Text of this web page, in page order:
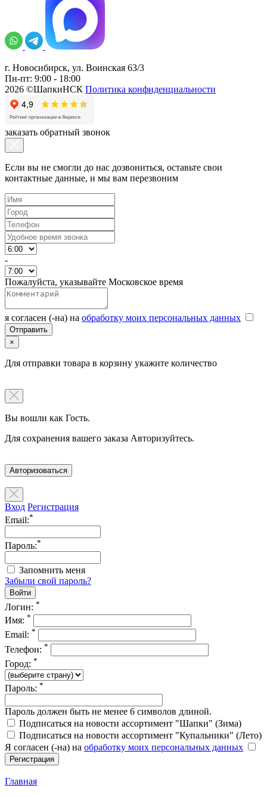
г. Новосибирск, ул. Воинская 63/3
Пн-пт: 9:00 - 18:00
2026 ©ШапкиНСК Политика конфиденциальности
заказать обратный звонок
Если вы не смогли до нас дозвониться, оставьте свои
контактные данные, и мы вам перезвоним
-
Пожалуйста, указывайте Московское время
я согласен (-на) на обработку моих персональных данных
×
Для отправки товара в корзину укажите количество
Вы вошли как Гость.
Для сохранения вашего заказа Авторизуйтесь.
Авторизоваться
Вход Регистрация
Email:*
Пароль:*
Запомнить меня
Забыли свой пароль?
Логин: *
Имя: *
Email: *
Телефон: *
Город: *
Пароль: *
Пароль должен быть не менее 6 символов длиной.
Подписаться на новости ассортимент "Шапки" (Зима)
Подписаться на новости ассортимент "Купальники" (Лето)
Я согласен (-на) на обработку моих персональных данных
Главная